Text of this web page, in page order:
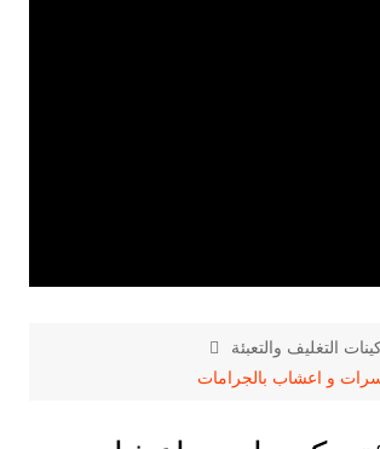
التغليف والتعبئة
و اعشاب بالجرامات